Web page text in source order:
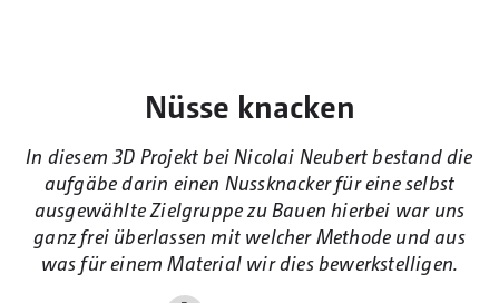
Nüsse knacken
In diesem 3D Projekt bei Nicolai Neubert bestand die
aufgäbe darin einen Nussknacker für eine selbst
ausgewählte Zielgruppe zu Bauen hierbei war uns
ganz frei überlassen mit welcher Methode und aus
was für einem Material wir dies bewerkstelligen.